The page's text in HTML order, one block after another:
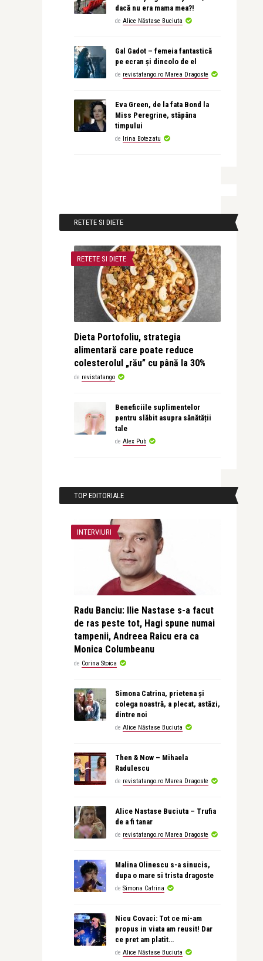
dacă nu era mama mea?!
de Alice Năstase Buciuta
Gal Gadot – femeia fantastică
pe ecran și dincolo de el
de revistatango.ro Marea Dragoste
Eva Green, de la fata Bond la
Miss Peregrine, stăpâna
timpului
de Irina Botezatu
RETETE SI DIETE
RETETE SI DIETE
Dieta Portofoliu, strategia
alimentară care poate reduce
colesterolul „rău” cu până la 30%
de revistatango
Beneficiile suplimentelor
pentru slăbit asupra sănătății
tale
de Alex Pub
TOP EDITORIALE
INTERVIURI
Radu Banciu: Ilie Nastase s-a facut
de ras peste tot, Hagi spune numai
tampenii, Andreea Raicu era ca
Monica Columbeanu
de Corina Stoica
Simona Catrina, prietena și
colega noastră, a plecat, astăzi,
dintre noi
de Alice Năstase Buciuta
Then & Now – Mihaela
Radulescu
de revistatango.ro Marea Dragoste
Alice Nastase Buciuta – Trufia
de a fi tanar
de revistatango.ro Marea Dragoste
Malina Olinescu s-a sinucis,
dupa o mare si trista dragoste
de Simona Catrina
Nicu Covaci: Tot ce mi-am
propus in viata am reusit! Dar
ce pret am platit…
de Alice Năstase Buciuta